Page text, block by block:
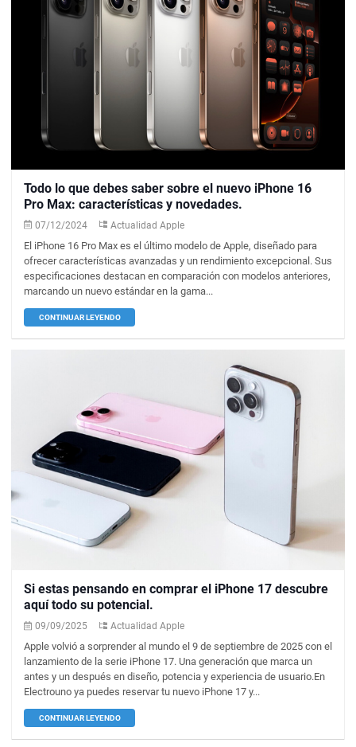
Todo lo que debes saber sobre el nuevo iPhone 16
Pro Max: características y novedades.
07/12/2024 Actualidad Apple
El iPhone 16 Pro Max es el último modelo de Apple, diseñado para
ofrecer características avanzadas y un rendimiento excepcional. Sus
especificaciones destacan en comparación con modelos anteriores,
marcando un nuevo estándar en la gama...
CONTINUAR LEYENDO
Si estas pensando en comprar el iPhone 17 descubre
aquí todo su potencial.
09/09/2025 Actualidad Apple
Apple volvió a sorprender al mundo el 9 de septiembre de 2025 con el
lanzamiento de la serie iPhone 17. Una generación que marca un
antes y un después en diseño, potencia y experiencia de usuario.En
Electrouno ya puedes reservar tu nuevo iPhone 17 y...
CONTINUAR LEYENDO